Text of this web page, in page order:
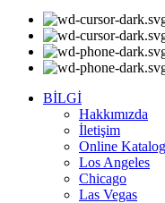
BİLGİ
Hakkımızda
İletişim
Online Katalog
Los Angeles
Chicago
Las Vegas